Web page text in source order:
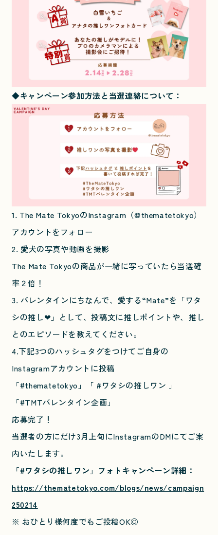
◆キャンペーン参加方法と当選連絡について：
1. The Mate TokyoのInstagram（@thematetokyo）
アカウントをフォロー
2. 愛犬の写真や動画を撮影
The Mate Tokyoの商品が一緒に写っていたら当選確
率２倍！
3. バレンタインにちなんで、愛する“Mate”を「ワタ
シの推し❤︎」として、投稿文に推しポイントや、推し
とのエピソードを教えてください。
4.下記3つのハッシュタグをつけてご自身の
Instagramアカウントに投稿
「#thematetokyo」「 #ワタシの推しワン 」
「#TMTバレンタイン企画」
応募完了！
当選者の方にだけ3月上旬にInstagramのDMにてご案
内いたします。
「#ワタシの推しワン」フォトキャンペーン詳細：
https://thematetokyo.com/blogs/news/campaign
250214
※ おひとり様何度でもご投稿OK◎